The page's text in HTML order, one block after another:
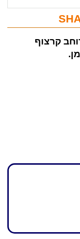
רובין 6 כ"ס רוחב קרצוף